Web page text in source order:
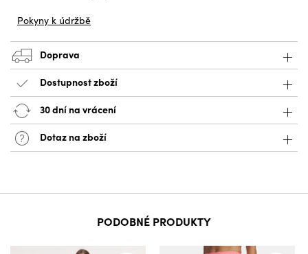
Pokyny k údržbě
Doprava
Dostupnost zboží
30 dní na vrácení
Dotaz na zboží
PODOBNÉ PRODUKTY